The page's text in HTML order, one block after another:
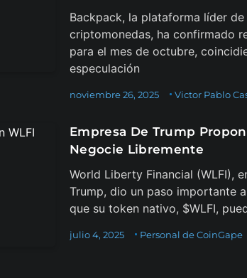
Backpack, la plataforma líder
criptomonedas, ha confirmado
para el mes de octubre,
especulación
Victor Pablo
noviembre 26, 2025
Empresa De Trump
Negocie Libremente
World Liberty Financial (WLFI),
Trump, dio un paso importante
que su token nativo, $WLFI,
Personal de CoinGape
julio 4, 2025